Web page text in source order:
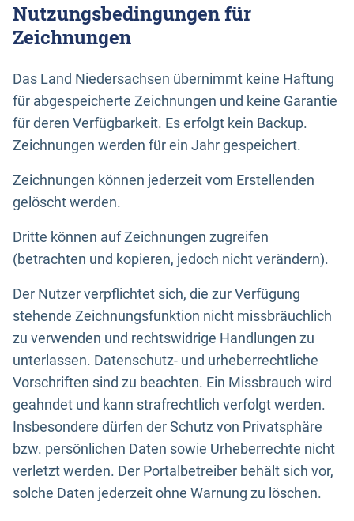
Nutzungsbedingungen für
Zeichnungen
Das Land Niedersachsen übernimmt keine Haftung
für abgespeicherte Zeichnungen und keine Garantie
für deren Verfügbarkeit. Es erfolgt kein Backup.
Zeichnungen werden für ein Jahr gespeichert.
Zeichnungen können jederzeit vom Erstellenden
gelöscht werden.
Dritte können auf Zeichnungen zugreifen
(betrachten und kopieren, jedoch nicht verändern).
Der Nutzer verpflichtet sich, die zur Verfügung
stehende Zeichnungsfunktion nicht missbräuchlich
zu verwenden und rechtswidrige Handlungen zu
unterlassen. Datenschutz- und urheberrechtliche
Vorschriften sind zu beachten. Ein Missbrauch wird
geahndet und kann strafrechtlich verfolgt werden.
Insbesondere dürfen der Schutz von Privatsphäre
bzw. persönlichen Daten sowie Urheberrechte nicht
verletzt werden. Der Portalbetreiber behält sich vor,
solche Daten jederzeit ohne Warnung zu löschen.